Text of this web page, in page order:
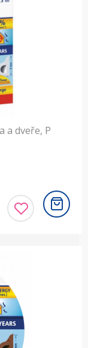
a dveře, P